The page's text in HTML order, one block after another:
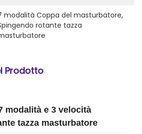
modalità Coppa del masturbatore,
rotante tazza
Prodotto
modalità e 3 velocità
tazza masturbatore